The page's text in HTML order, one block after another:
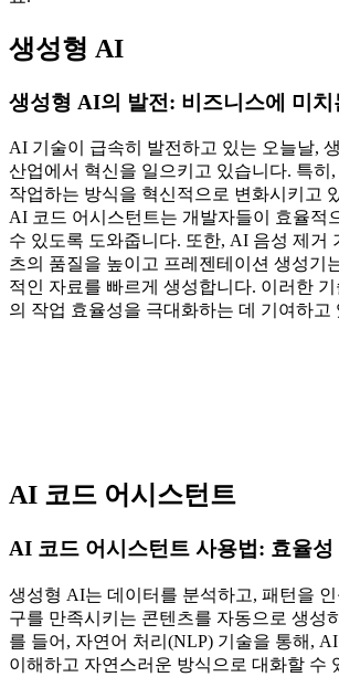
생성형 AI
생성형 AI의 발전: 비즈니스에 미치
AI 기술이 급속히 발전하고 있는 오늘날,
산업에서 혁신을 일으키고 있습니다. 특히
작업하는 방식을 혁신적으로 변화시키고
AI 코드 어시스턴트는 개발자들이 효율적
수 있도록 도와줍니다. 또한, AI 음성 제거
츠의 품질을 높이고 프레젠테이션 생성기
적인 자료를 빠르게 생성합니다. 이러한
의 작업 효율성을 극대화하는 데 기여하고
AI 코드 어시스턴트
AI 코드 어시스턴트 사용법: 효율성
생성형 AI는 데이터를 분석하고, 패턴을
구를 만족시키는 콘텐츠를 자동으로 생성
를 들어, 자연어 처리(NLP) 기술을 통해,
이해하고 자연스러운 방식으로 대화할 수